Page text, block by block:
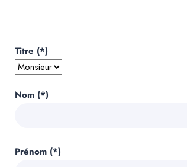
Titre (*)
Nom (*)
Prénom (*)